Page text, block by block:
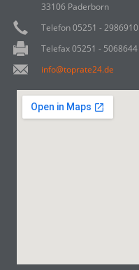
33106 Paderborn
Telefon 05251 - 2986910
Telefax 05251 - 5068644
info@toprate24.de